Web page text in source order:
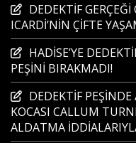
DEDEKTİF
ICARDİ’NİN ÇİFTE
HADİSE’YE
PEŞİNİ BIRAKMADI!
DEDEKTİF
KOCASI CALLUM
ALDATMA